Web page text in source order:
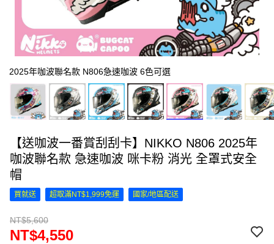
2025年咖波聯名款 N806急速咖波 6色可選
【送咖波一番賞刮刮卡】NIKKO N806 2025年
咖波聯名款 急速咖波 咪卡粉 消光 全罩式安全
帽
買就送 超取滿NT$1,999免運 國家/地區配送
NT$5,600
NT$4,550